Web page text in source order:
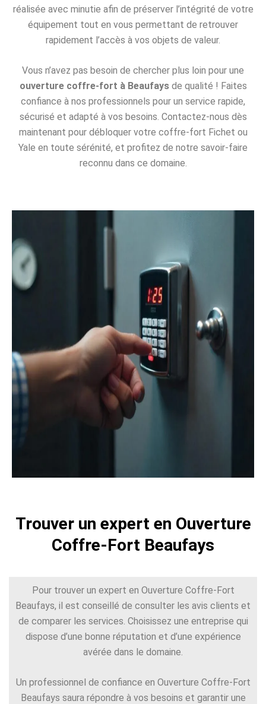
réalisée avec minutie afin de préserver l’intégrité de votre
équipement tout en vous permettant de retrouver
rapidement l’accès à vos objets de valeur.
Vous n’avez pas besoin de chercher plus loin pour une
ouverture coffre-fort à Beaufaysde qualité ! Faites
confiance à nos professionnels pour un service rapide,
sécurisé et adapté à vos besoins. Contactez-nous dès
maintenant pour débloquer votre coffre-fort Fichet ou
Yale en toute sérénité, et profitez de notre savoir-faire
reconnu dans ce domaine.
Trouver un expert en Ouverture
Coffre-Fort Beaufays
Pour trouver un expert en Ouverture Coffre-Fort
Beaufays, il est conseillé de consulter les avis clients et
de comparer les services. Choisissez une entreprise qui
dispose d’une bonne réputation et d’une expérience
avérée dans le domaine.
Un professionnel de confiance en Ouverture Coffre-Fort
Beaufays saura répondre à vos besoins et garantir une